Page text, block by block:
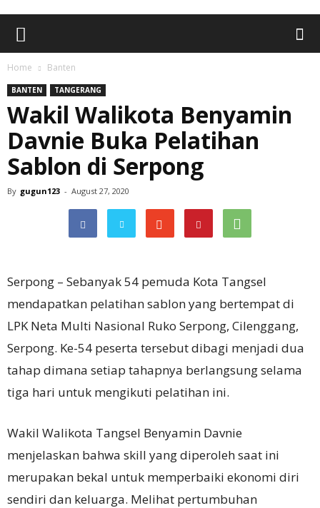
Home Banten
BANTEN TANGERANG
Wakil Walikota Benyamin
Davnie Buka Pelatihan
Sablon di Serpong
By gugun123 - August 27, 2020
Serpong – Sebanyak 54 pemuda Kota Tangsel
mendapatkan pelatihan sablon yang bertempat di
LPK Neta Multi Nasional Ruko Serpong, Cilenggang,
Serpong. Ke-54 peserta tersebut dibagi menjadi dua
tahap dimana setiap tahapnya berlangsung selama
tiga hari untuk mengikuti pelatihan ini.
Wakil Walikota Tangsel Benyamin Davnie
menjelaskan bahwa skill yang diperoleh saat ini
merupakan bekal untuk memperbaiki ekonomi diri
sendiri dan keluarga. Melihat pertumbuhan